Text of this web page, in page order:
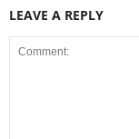
LEAVE A REPLY